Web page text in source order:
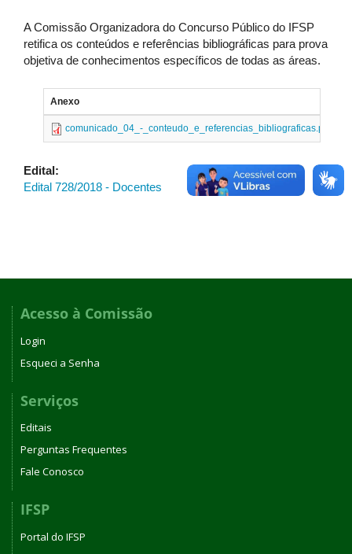
A Comissão Organizadora do Concurso Público do IFSP
retifica os conteúdos e referências bibliográficas para prova
objetiva de conhecimentos específicos de todas as áreas.
Anexo
comunicado_04_-_conteudo_e_referencias_bibliograficas.pdf
Edital:
Edital 728/2018 - Docentes
Acesso à Comissão
Login
Esqueci a Senha
Serviços
Editais
Perguntas Frequentes
Fale Conosco
IFSP
Portal do IFSP